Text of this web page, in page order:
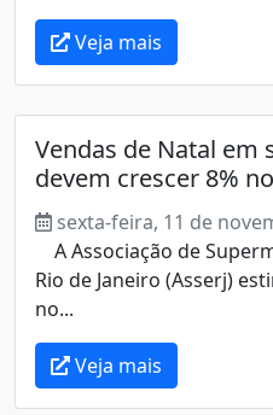
Veja mais
Vendas de Natal em
devem crescer 8%
sexta-feira, 11 de
A Associação de
Rio de Janeiro (Asserj)
no...
Veja mais